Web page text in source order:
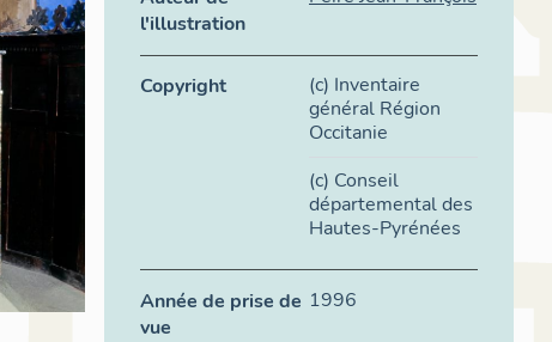
l'illustration
Copyright
(c) Inventaire
général Région
Occitanie
(c) Conseil
départemental des
Hautes-Pyrénées
Année de prise de
vue
1996